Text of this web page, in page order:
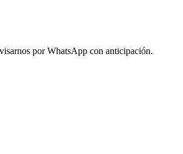
por WhatsApp con anticipación.